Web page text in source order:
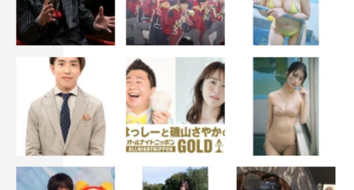
「STRiKE！」裏表紙・高崎かなみ（撮影：藤本和典）